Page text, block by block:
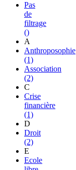
Pas
de
filtrage
()
A
Anthroposophie
(1)
Association
(2)
C
Crise
financière
(1)
D
Droit
(2)
E
Ecole